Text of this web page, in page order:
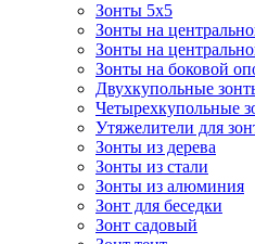
Зонты 5х5
Зонты на
Зонты на
Зонты на боковой
Двухкупольные
Четырехкупольные
Утяжелители для
Зонты из дерева
Зонты из стали
Зонты из алюминия
Зонт для беседки
Зонт садовый